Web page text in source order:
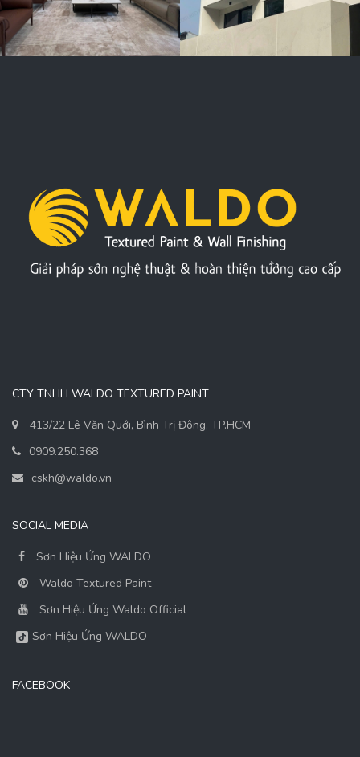
CTY TNHH WALDO TEXTURED PAINT
413/22 Lê Văn Quới, Bình Trị Đông, TP.HCM
0909.250.368
cskh@waldo.vn
SOCIAL MEDIA
Sơn Hiệu Ứng WALDO
Waldo Textured Paint
Sơn Hiệu Ứng Waldo Official
Sơn Hiệu Ứng WALDO
FACEBOOK